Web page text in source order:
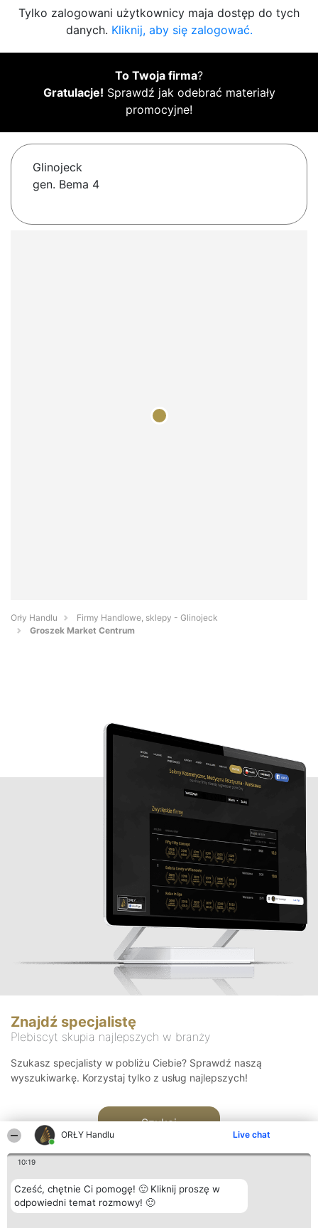
ORŁY Handlu Live chat
10:19
Cześć, chętnie Ci pomogę! 🙂 Kliknij proszę w
odpowiedni temat rozmowy! 🙂
Tylko zalogowani użytkownicy maja dostęp do tych
danych. Kliknij, aby się zalogować.
To Twoja firma?
Gratulacje! Sprawdź jak odebrać materiały
promocyjne!
Glinojeck
gen. Bema 4
Orły Handlu
Firmy Handlowe, sklepy - Glinojeck
Groszek Market Centrum
Znajdź specjalistę
Plebiscyt skupia najlepszych w branży
Szukasz specjalisty w pobliżu Ciebie? Sprawdź naszą
wyszukiwarkę. Korzystaj tylko z usług najlepszych!
Szukaj